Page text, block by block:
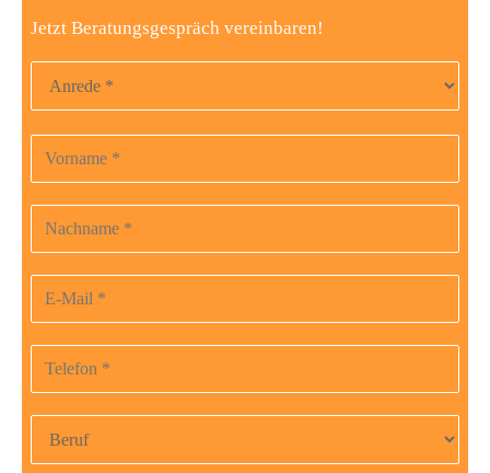
Jetzt Beratungsgespräch vereinbaren!
Anrede
Bitte
dieses
Feld
Vorname
Nachname
E-Mail-Adresse
Telefonnummer
Beruf